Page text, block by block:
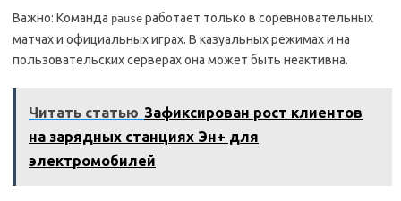
Важно: Команда pause работает только в соревновательных
матчах и официальных играх. В казуальных режимах и на
пользовательских серверах она может быть неактивна.
Читать статью Зафиксирован рост клиентов
на зарядных станциях Эн+ для
электромобилей